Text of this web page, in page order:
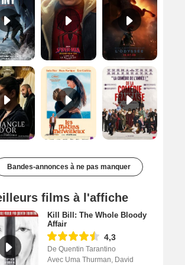
Le Triangle d'or Bande-annonce VF De la Comédie-Française Teaser VF
Bandes-annonces à ne pas manquer
films à l'affiche
Kill Bill: The Whole Bloody
Affair
4,3
De Quentin Tarantino
Avec Uma Thurman, David